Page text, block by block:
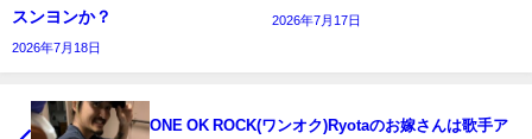
スンヨンか？
2026年7月18日
2026年7月17日
ONE OK ROCK(ワンオク)Ryotaのお嫁さんは歌手ア